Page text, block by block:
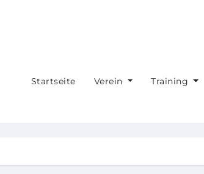
Startseite Verein Training